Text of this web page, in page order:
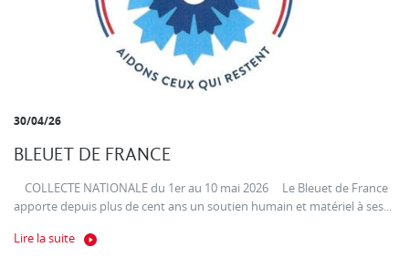
30/04/26
BLEUET DE FRANCE
COLLECTE NATIONALE du 1er au 10 mai 2026 Le Bleuet de France
apporte depuis plus de cent ans un soutien humain et matériel à ses...
Lire la suite